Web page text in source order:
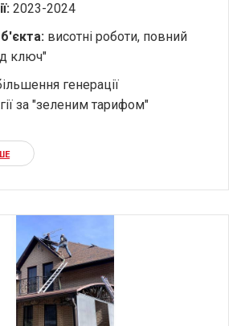
: 2023-2024
: висотні роботи, повний
ключ"
генерації
за "зеленим тарифом"